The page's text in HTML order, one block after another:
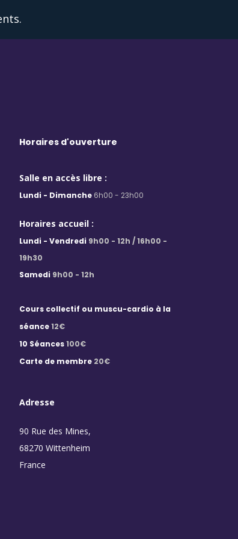
Horaires d'ouverture
Salle en accès libre :
Lundi - Dimanche6h00 - 23h00
Horaires accueil :
Lundi - Vendredi 9h00 - 12h / 16h00 -
19h30
Samedi 9h00 - 12h
Cours collectif ou muscu-cardio à la
séance12€
10 Séances100€
Carte de membre20€
Adresse
90 Rue des Mines,
68270 Wittenheim
France